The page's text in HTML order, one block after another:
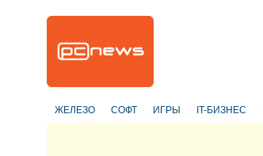
ЖЕЛЕЗО СОФТ ИГРЫ IT-БИЗНЕС